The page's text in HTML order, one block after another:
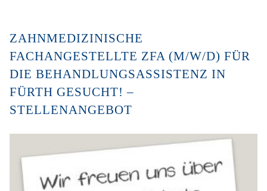
ZAHNMEDIZINISCHE
FACHANGESTELLTE ZFA (M/W/D) FÜR
DIE BEHANDLUNGSASSISTENZ IN
FÜRTH GESUCHT! –
STELLENANGEBOT